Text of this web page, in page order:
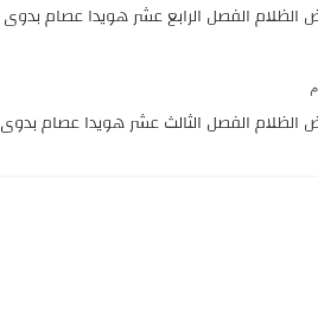
الظلام الفصل الرابع عشر هويدا عصام بدوى
الظلام الفصل الثالث عشر هويدا عصام بدوى